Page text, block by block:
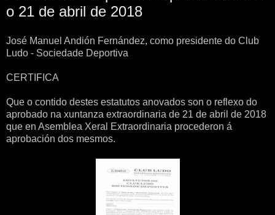
o 21 de abril de 2018
José Manuel Andión Fernández, como presidente do Club
Ludo - Sociedade Deportiva
CERTIFICA
Que o contido destes estatutos anovados son o reflexo do
aprobado na xuntanza extraordinaria de 21 de abril de 2018
que en Asemblea Xeral Extraordinaria procederon á
aprobación dos mesmos.